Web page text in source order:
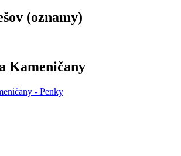
(oznamy)
Kameničany